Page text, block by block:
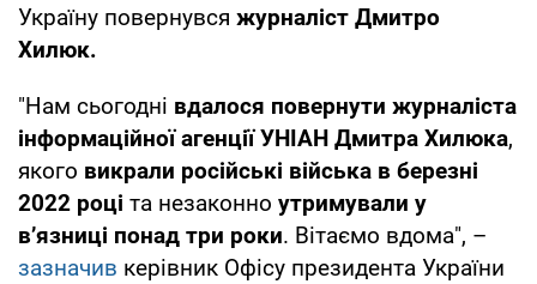
Україну повернувся журналіст Дмитро
Хилюк.
"Нам сьогодні вдалося повернути журналіста
інформаційної агенції УНІАН Дмитра Хилюка,
якого викрали російські війська в березні
2022 році та незаконно утримували у
вʼязниці понад три роки. Вітаємо вдома", –
зазначив керівник Офісу президента України